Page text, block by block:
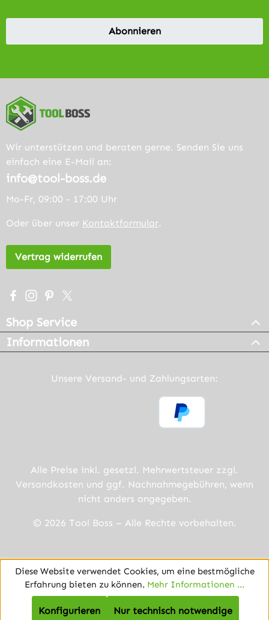
Abonnieren
Wir unterstützen und beraten gerne. Senden Sie uns
einfach eine E-Mail an:
info@tool-boss.de
Mo-Fr, 09:00 - 17:00 Uhr
Oder über unser Kontaktformular.
Vertrag widerrufen
Besuche uns auf Facebook – öffnet in neuem Tab
Schau auf Instagram vorbei – öffnet in neuem Tab
Lass dich auf Pinterest inspirieren – öffnet in
Folge uns auf X – öffnet in neuem Tab
Shop Service
Informationen
Unsere Versand- und Zahlungsarten:
Alle Preise inkl. gesetzl. Mehrwertsteuer zzgl.
Versandkosten und ggf. Nachnahmegebühren, wenn
nicht anders angegeben.
© 2026 Tool Boss – Alle Rechte vorbehalten.
Diese Website verwendet Cookies, um eine bestmögliche
Erfahrung bieten zu können. Mehr Informationen ...
Nur technisch notwendige
Konfigurieren